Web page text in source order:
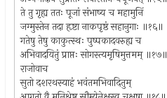
ते तु गृह्य ततः पूजां संभाष्य च महामुनिं
जग्मुस्तेन तदा हृष्टा नाकपृष्ठं सहानुगाः ॥१६॥
गतेषु तेषु काकुत्स्थः पुष्पकादवरुह्य च
अभिवादयितुं प्राप्तः सोगस्त्यमृषिमुत्तमम् ॥१७॥
राजोवाच
सुतो दशरथस्याहं भवंतमभिवादितुम्